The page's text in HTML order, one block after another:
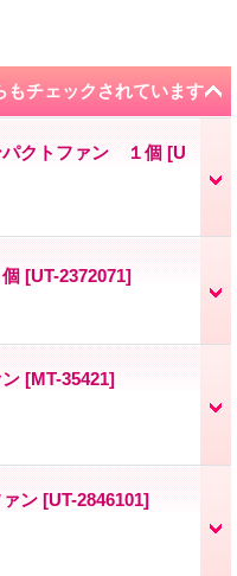
もチェックされています
パクトファン １個 [U
[UT-2372071]
[MT-35421]
ン [UT-2846101]